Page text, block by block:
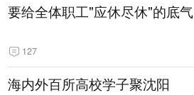
要给全体职工"应休尽休"的底气
127
海内外百所高校学子聚沈阳